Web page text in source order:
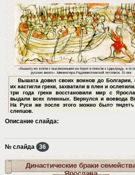
Описание слайда:
№ слайда 36